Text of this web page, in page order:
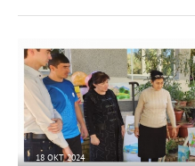
18 ОКТ 2024